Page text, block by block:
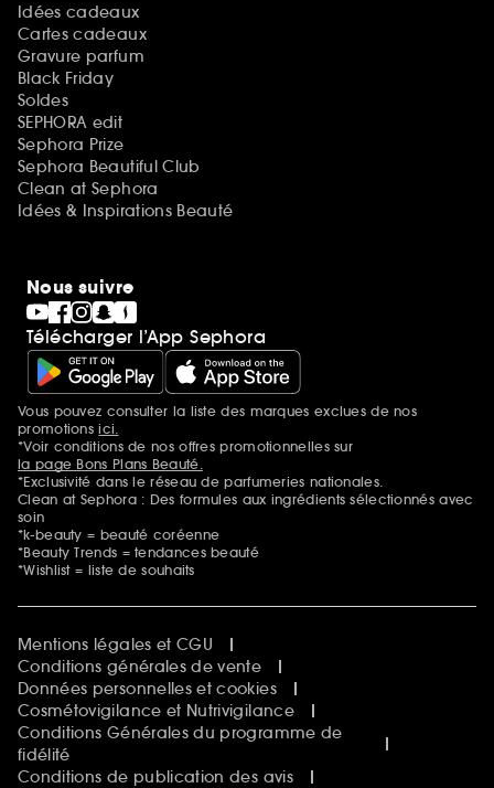
Idées cadeaux
Cartes cadeaux
Gravure parfum
Black Friday
Soldes
SEPHORA edit
Sephora Prize
Sephora Beautiful Club
Clean at Sephora
Idées & Inspirations Beauté
Nous suivre
Télécharger l’App Sephora
Mentions additionnelles
Vous pouvez consulter la liste des marques exclues de nos
promotionsici.
*Voir conditions de nos offres promotionnelles sur
la page Bons Plans Beauté.
*Exclusivité dans le réseau de parfumeries nationales.
Clean at Sephora : Des formules aux ingrédients sélectionnés avec
soin
*k-beauty = beauté coréenne
*Beauty Trends = tendances beauté
*Wishlist = liste de souhaits
Mentions légales et CGU
Conditions générales de vente
Données personnelles et cookies
Cosmétovigilance et Nutrivigilance
Conditions Générales du programme de
fidélité
Conditions de publication des avis